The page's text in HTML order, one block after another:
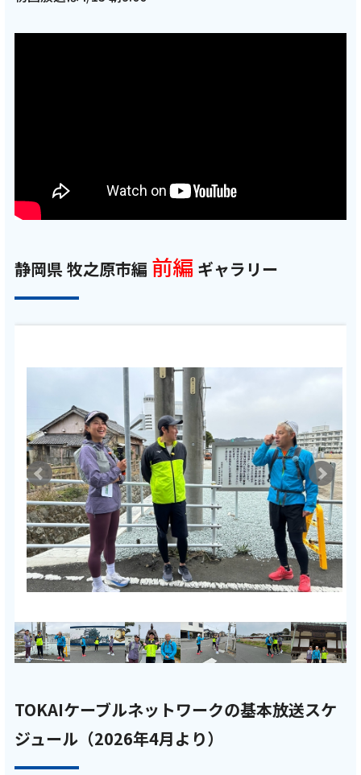
静岡県 牧之原市編 前編 ギャラリー
TOKAIケーブルネットワークの基本放送スケ
ジュール（2026年4月より）